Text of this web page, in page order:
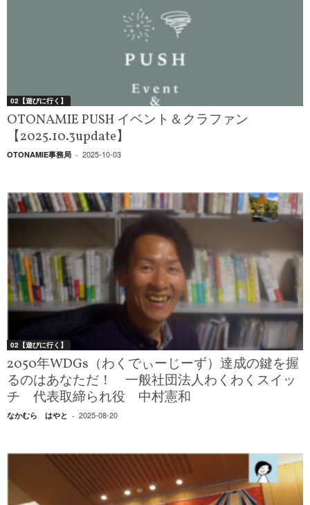
02【遊びに行く】
OTONAMIE PUSH イベント＆クラファン
【2025.10.3update】
OTONAMIE事務局 - 2025-10-03
02【遊びに行く】
2050年WDGs（わくでぃーじーず）達成の鍵を握
るのはあなただ！ 一般社団法人わくわくスイッ
チ 代表取締られ役 中村憲和
なかむら はやと - 2025-08-20